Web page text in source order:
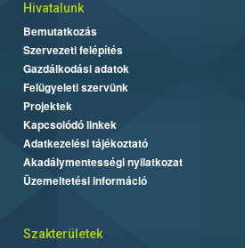
Hivatalunk
Bemutatkozás
Szervezeti felépítés
Gazdálkodási adatok
Felügyeleti szervünk
Projektek
Kapcsolódó linkek
Adatkezelési tájékoztató
Akadálymentességi nyilatkozat
Üzemeltetési információ
Szakterületek